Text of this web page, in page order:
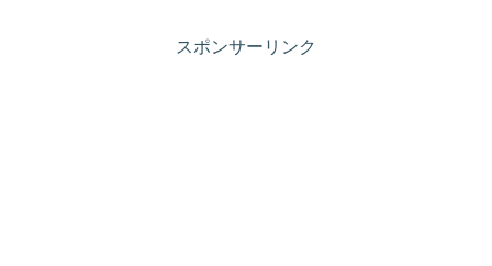
スポンサーリンク